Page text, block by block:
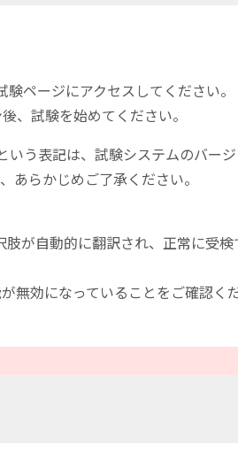
ページにアクセスしてください。
、試験を始めてください。
う表記は、試験システムのバー
あらかじめご了承ください。
が自動的に翻訳され、正常に受検
無効になっていることをご確認くだ